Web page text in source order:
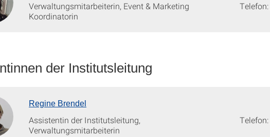
Verwaltungsmitarbeiterin, Event & Marketing
Koordinatorin
Telefon:
der Institutsleitung
Regine Brendel
Assistentin der Institutsleitung,
Verwaltungsmitarbeiterin
Telefon: